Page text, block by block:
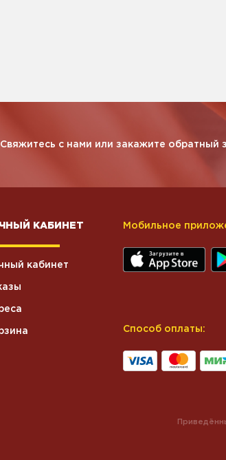
с нами или закажите обратный
КАБИНЕТ
кабинет
Мобильное
Способ оплаты: